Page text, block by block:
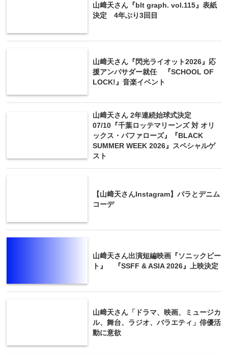
山﨑天さん『blt graph. vol.115』表紙
決定 4年ぶり3回目
山﨑天さん『閃光ライオット2026』応
援アンバサダー就任 『SCHOOL OF
LOCK!』音楽イベント
山﨑天さん 2年連続始球式決定
07/10『千葉ロッテマリーンズ 対 オリ
ックス・バファローズ』『BLACK
SUMMER WEEK 2026』スペシャルゲ
スト
【山﨑天さんInstagram】バラとデニム
コーデ
山﨑天さん出演短編映画『ソニックビー
ト』 『SSFF & ASIA 2026』上映決定
山﨑天さん「ドラマ、映画、ミュージカ
ル、舞台、ラジオ、バラエティ」俳優活
動に意欲